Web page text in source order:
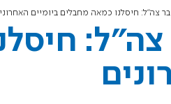
צה"ל: חיסלנו כמאה מחבלים ביומיים
צה"ל: